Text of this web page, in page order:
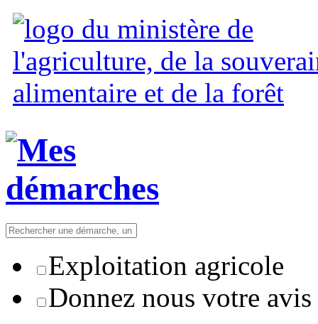
Exploitation agricole
Donnez nous votre avis